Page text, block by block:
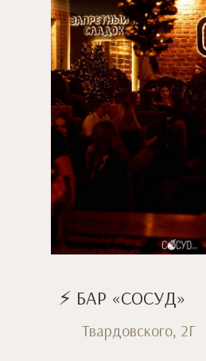
⚡ БАР «СОСУД»
Твардовского, 2Г